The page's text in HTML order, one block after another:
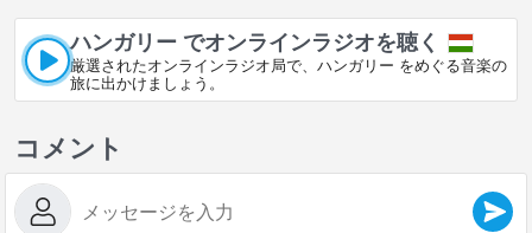
ハンガリー でオンラインラジオを聴く
厳選されたオンラインラジオ局で、ハンガリー をめぐる音楽の
旅に出かけましょう。
コメント